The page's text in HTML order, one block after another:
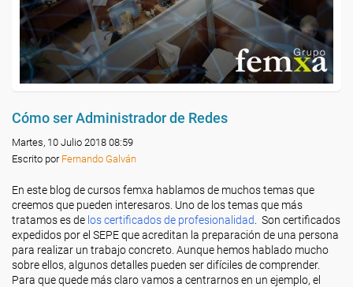
Cómo ser Administrador de Redes
Martes, 10 Julio 2018 08:59
Escrito por Fernando Galván
En este blog de cursos femxa hablamos de muchos temas que
creemos que pueden interesaros. Uno de los temas que más
tratamos es de los certificados de profesionalidad
. Son certificados
expedidos por el SEPE que acreditan la preparación de una persona
para realizar un trabajo concreto. Aunque hemos hablado mucho
sobre ellos, algunos detalles pueden ser difíciles de comprender.
Para que quede más claro vamos a centrarnos en un ejemplo, el